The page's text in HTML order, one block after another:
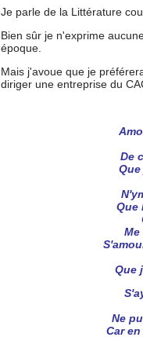
Je parle de la Littérature
Bien sûr je n'exprime
époque.
Mais j'avoue que je
diriger une entreprise du
De
Que
Que
Ne
Car